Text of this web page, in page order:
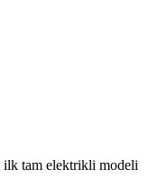
ilk tam elektrikli modeli